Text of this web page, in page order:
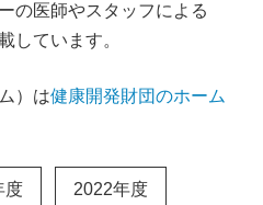
の医師やスタッフによる
しています。
）は健康開発財団のホーム
度 2022年度